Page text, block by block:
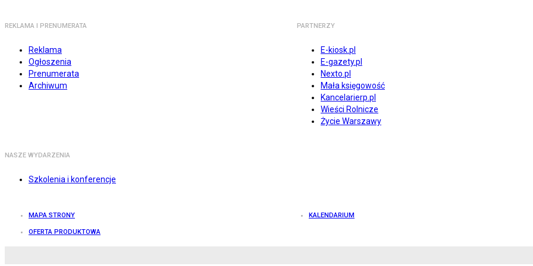
REKLAMA I PRENUMERATA
Reklama
Ogłoszenia
Prenumerata
Archiwum
PARTNERZY
E-kiosk.pl
E-gazety.pl
Nexto.pl
Mała księgowość
Kancelarierp.pl
Wieści Rolnicze
Życie Warszawy
NASZE WYDARZENIA
Szkolenia i konferencje
MAPA STRONY KALENDARIUM
OFERTA PRODUKTOWA